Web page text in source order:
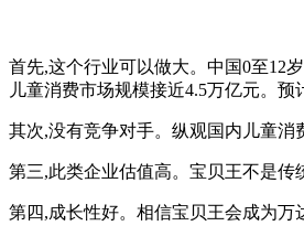
首先,这个行业可以做大。中国0至12
儿童消费市场规模接近4.5万亿元。预
其次,没有竞争对手。纵观国内儿童消
第三,此类企业估值高。宝贝王不是传
第四,成长性好。相信宝贝王会成为万